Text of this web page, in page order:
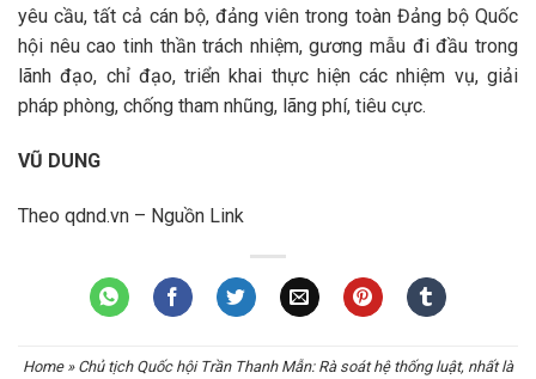
yêu cầu, tất cả cán bộ, đảng viên trong toàn Đảng bộ Quốc
hội nêu cao tinh thần trách nhiệm, gương mẫu đi đầu trong
lãnh đạo, chỉ đạo, triển khai thực hiện các nhiệm vụ, giải
pháp phòng, chống tham nhũng, lãng phí, tiêu cực.
VŨ DUNG
Theo qdnd.vn – Nguồn Link
Home» Chủ tịch Quốc hội Trần Thanh Mẫn: Rà soát hệ thống luật, nhất là